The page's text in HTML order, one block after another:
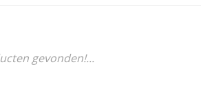
gevonden!...